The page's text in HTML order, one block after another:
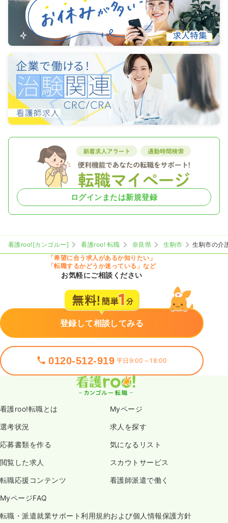
ログインまたは新規登録
看護roo![カンゴルー] 看護roo! 転職 奈良県 生駒市
生駒市の介
「希望に合う求人があるか知りたい」
「転職するかどうか迷っている」など
お気軽にご相談ください
登録して相談してみる
0120-512-919 平日9:00～18:00
看護roo!転職とは Myページ
選考状況 求人を探す
応募書類を作る 気になるリスト
閲覧した求人 スカウトサービス
転職応援コンテンツ 看護師派遣で働く
MyページFAQ
転職・派遣就業サポート利用規約および個人情報保護方針